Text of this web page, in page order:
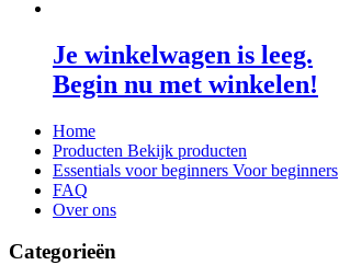
Je winkelwagen is leeg.
Begin nu met winkelen!
Home
Producten Bekijk producten
Essentials voor beginners Voor beginners
FAQ
Over ons
Categorieën